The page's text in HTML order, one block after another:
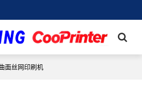
面丝网印刷机